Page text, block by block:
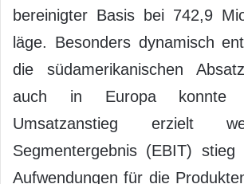
bereinigter Basis bei 742,9
läge. Besonders dynamisch
die südamerikanischen
auch in Europa konnte
Umsatzanstieg erzielt
Segmentergebnis (EBIT)
Aufwendungen für die